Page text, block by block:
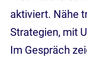
aktiviert. Nähe
Strategien, mit
Im Gespräch